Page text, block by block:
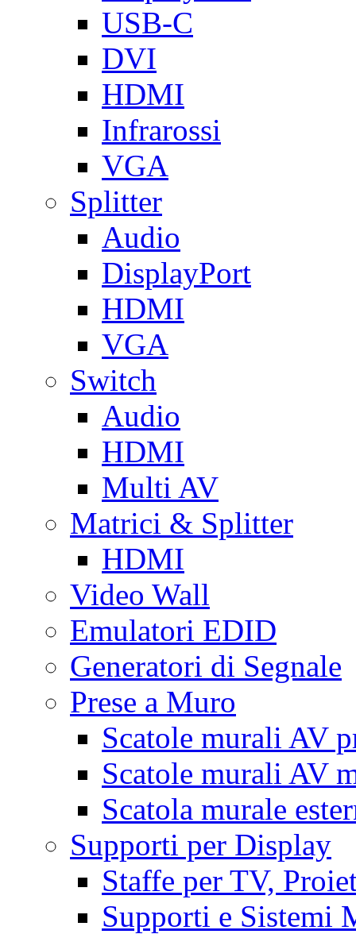
USB-C
DVI
HDMI
Infrarossi
VGA
Splitter
Audio
DisplayPort
HDMI
VGA
Switch
Audio
HDMI
Multi AV
Matrici & Splitter
HDMI
Video Wall
Emulatori EDID
Generatori di Segnale
Prese a Muro
Scatole murali AV
Scatole murali AV
Scatola murale
Supporti per Display
Staffe per TV,
Supporti e Sistemi